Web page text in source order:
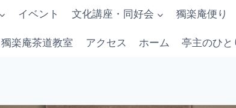
イベント 文化講座・同好会 獨楽庵便り
獨楽庵茶道教室 アクセス ホーム 亭主のひ